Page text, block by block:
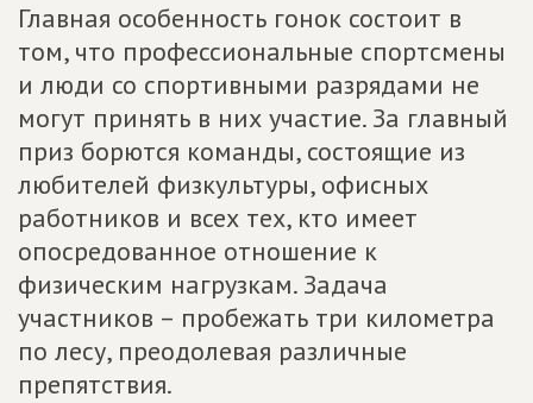
Главная особенность гонок состоит в
том, что профессиональные спортсмены
и люди со спортивными разрядами не
могут принять в них участие. За главный
приз борются команды, состоящие из
любителей физкультуры, офисных
работников и всех тех, кто имеет
опосредованное отношение к
физическим нагрузкам. Задача
участников – пробежать три километра
по лесу, преодолевая различные
препятствия.